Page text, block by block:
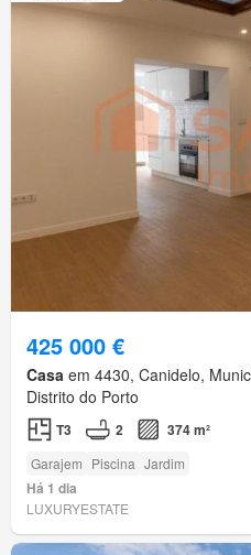
425 000 €
Casa em 4430, Canidelo,
Distrito do Porto
T3 2 374 m²
Garajem Piscina Jardim
Há 1 dia
LUXURYESTATE